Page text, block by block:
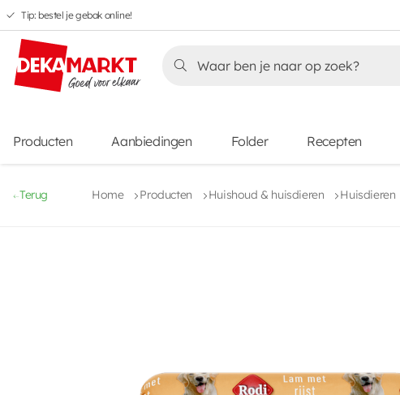
Overslaan
naar
hoofdnavigatie
Overslaan
naar
hoofdinhoud
Overslaan
naar
voettekstinhoud
Overslaan
naar
aanbiedingen
Tip: bestel je gebak online!
Producten Aanbiedingen Folder Recepten
Terug Home Producten Huishoud & huisdieren Huisdieren